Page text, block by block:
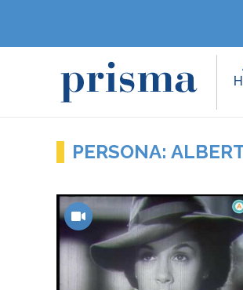
PERSONA: